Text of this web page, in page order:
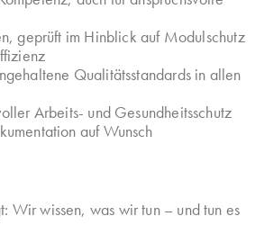
geprüft im Hinblick auf Modulschutz
Qualitätsstandards in allen
Arbeits- und Gesundheitsschutz
auf Wunsch
Wir wissen, was wir tun – und tun es